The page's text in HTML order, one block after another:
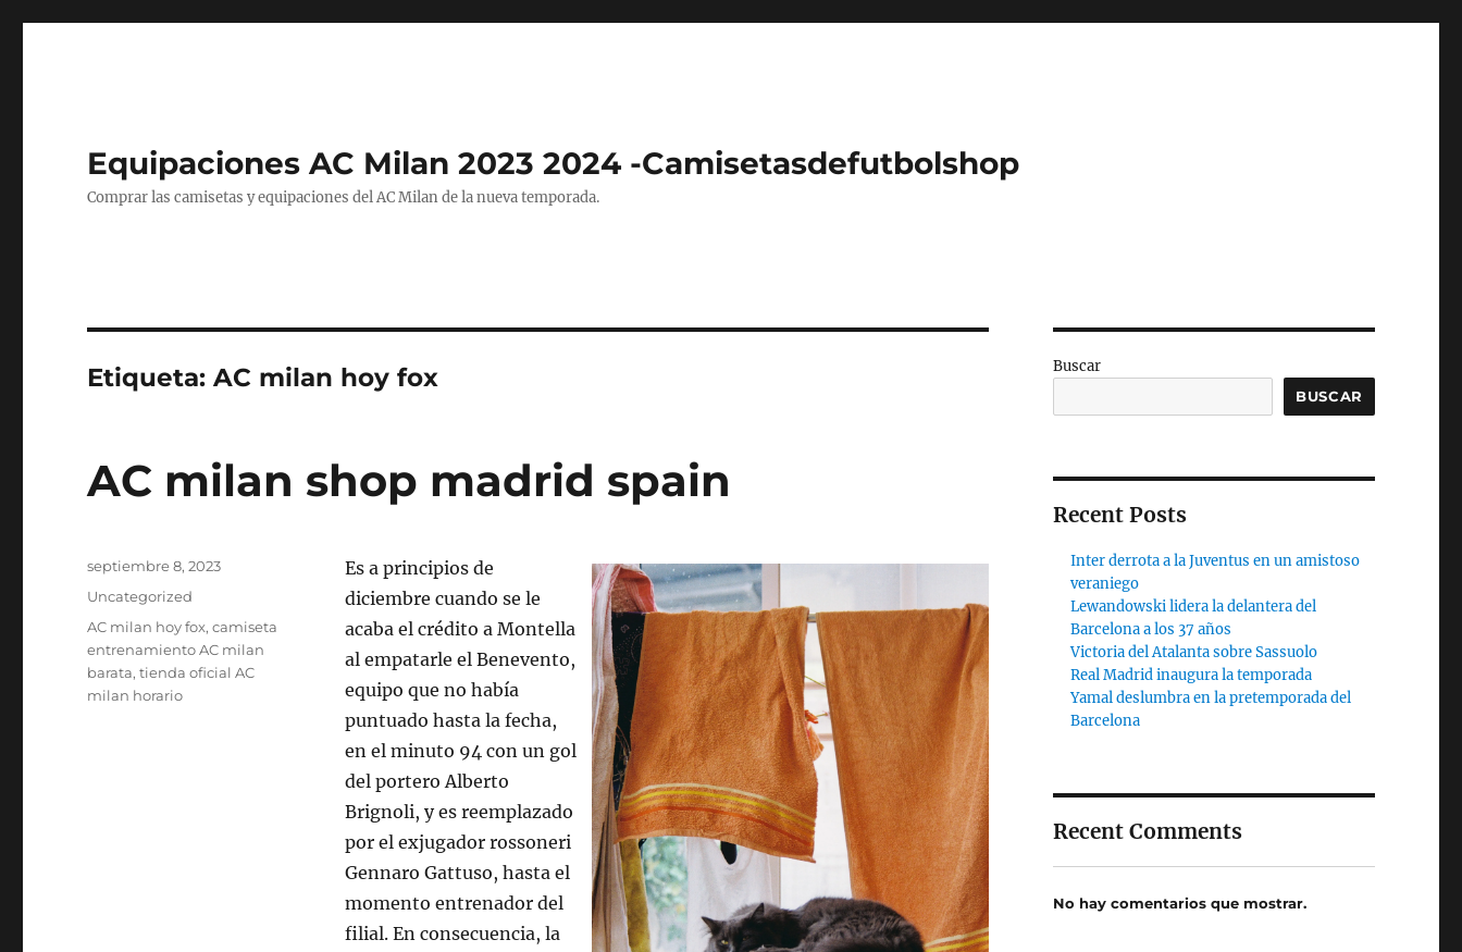
Equipaciones AC Milan 2023 2024 -Camisetasdefutbolshop
Comprar las camisetas y equipaciones del AC Milan de la nueva temporada.
Etiqueta:AC milan hoy fox
AC milan shop madrid spain
Es a principios de
diciembre cuando se le
acaba el crédito a Montella
al empatarle el Benevento,
equipo que no había
puntuado hasta la fecha,
en el minuto 94 con un gol
del portero Alberto
Brignoli, y es reemplazado
por el exjugador rossoneri
Gennaro Gattuso, hasta el
momento entrenador del
filial. En consecuencia, la
Publicado
septiembre 8, 2023
Categorías
Uncategorized
Etiquetas
AC milan hoy fox,camiseta
entrenamiento AC milan
barata,tienda oficial AC
milan horario
Buscar
BUSCAR
Recent Posts
Inter derrota a la Juventus en un amistoso
veraniego
Lewandowski lidera la delantera del
Barcelona a los 37 años
Victoria del Atalanta sobre Sassuolo
Real Madrid inaugura la temporada
Yamal deslumbra en la pretemporada del
Barcelona
Recent Comments
No hay comentarios que mostrar.